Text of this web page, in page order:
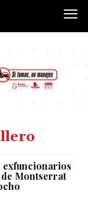
Montserrat